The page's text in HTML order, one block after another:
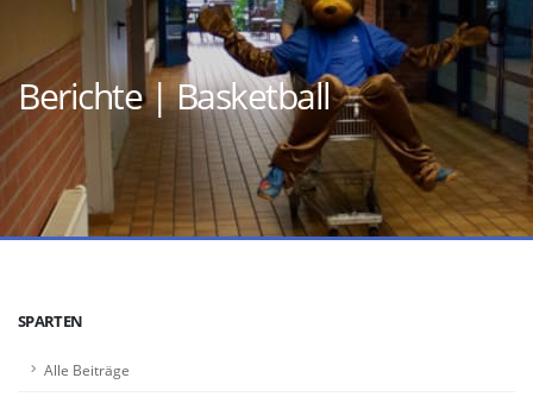
Berichte | Basketball
SPARTEN
Alle Beiträge